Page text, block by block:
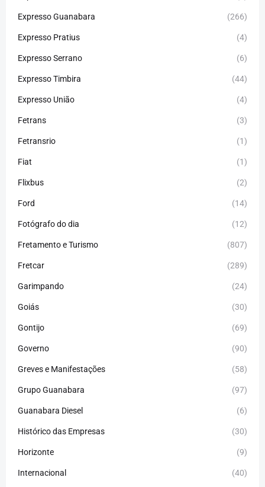
Expresso Guanabara (266)
Expresso Pratius (4)
Expresso Serrano (6)
Expresso Timbira (44)
Expresso União (4)
Fetrans (3)
Fetransrio (1)
Fiat (1)
Flixbus (2)
Ford (14)
Fotógrafo do dia (12)
Fretamento e Turismo (807)
Fretcar (289)
Garimpando (24)
Goiás (30)
Gontijo (69)
Governo (90)
Greves e Manifestações (58)
Grupo Guanabara (97)
Guanabara Diesel (6)
Histórico das Empresas (30)
Horizonte (9)
Internacional (40)